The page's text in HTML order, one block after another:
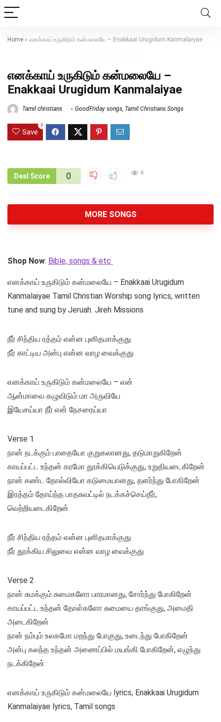
Home » எனக்காய் உருகிடும் கன்மலையே – Enakkaai Urugidum Kanmalaiyae
எனக்காய் உருகிடும் கன்மலையே –
Enakkaai Urugidum Kanmalaiyae
Tamil christians GoodFriday songs, Tamil Christians Songs
Save
0
Deal Score 0 6
MORE SONGS
Shop Now: Bible, songs & etc
எனக்காய் உருகிடும் கன்மலையே – Enakkaai Urugidum
Kanmalaiyae Tamil Christian Worship song lyrics, written
tune and sung by Jeruah. Jireh Missions
நீர் சிந்திய ரத்தம் என்ன புனிதமாக்குது
நீர் காட்டிய அன்பு என்ன வாழ வைக்குது
எனக்காய் உருகிடும் கன்மலையே – என்
ஆன்மாவை கழுவிடும் மா அருவியே
இயேசய்யா நீர் என் நேசரைய்யா
Verse 1
நான் நடக்கும் பாதையோ குறுகலானது, தடுமாறுகிறேன்
காயப்பட்ட உந்தன் கரமோ தூக்கியெடுக்குது, உறுதியடைகிறேன்
நான் கண்ட தோல்வியோ கடுமையானது, தளர்ந்து போகிறேன்
இரத்தம் தோய்ந்த பாதசுவட்டில் நடக்கச்செய்தீர்,
வெற்றியடைகிறேன்
நீர் சிந்திய ரத்தம் என்ன புனிதமாக்குது
நீர் தூக்கிய சிலுவை என்ன வாழ வைக்குது
Verse 2
நான் சுமக்கும் சுமைகளோ பாரமானது, சோர்ந்து போகிறேன்
காயப்பட்ட உந்தன் தோள்களோ சுமையை தாங்குது, அமைதி
அடைகிறேன்
நான் நம்பும் உலகமோ மறந்து போகுது, உடைந்து போகிறேன்
அன்பு கலந்த உந்தன் அணைப்பில் மயங்கி போகிறேன், எழுந்து
நடக்கிறேன்
எனக்காய் உருகிடும் கன்மலையே lyrics, Enakkaai Urugidum
Kanmalaiyae lyrics, Tamil songs